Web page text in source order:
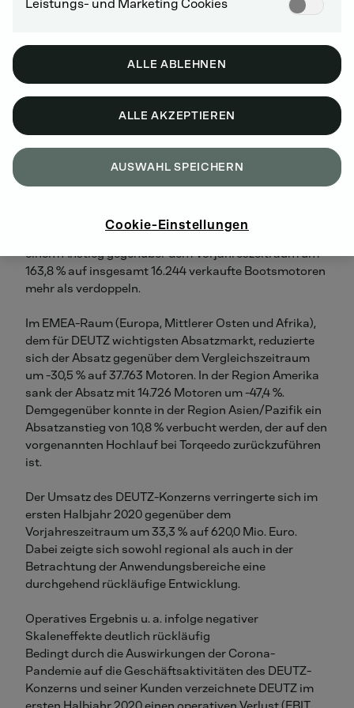
2020 auf 253,5 Mio. Euro nach 462,6 Mio. Euro im
Der Absatz des DEUTZ-Konzerns lag im
Berichtszeitraum mit insgesamt 73.859 verkauften
Motoren um -27,3 % unter dem Vergleichswert. Mit
Blick auf die Anwendungen erzielte lediglich der
Bereich Sonstiges eine signifikante Absatzerhöhung
um 112,7 %, die im Wesentlichen aus der Einführung
Motoren, resultierte. Infolge des Hochlaufs konnte die
DEUTZ-Tochtergesellschaft Torqeedo ihren Absatz mit
einem Anstieg gegenüber dem Vorjahreszeitraum um
163,8 % auf insgesamt 16.244 verkaufte Bootsmotoren
mehr als verdoppeln.
Im EMEA-Raum (Europa, Mittlerer Osten und Afrika),
dem für DEUTZ wichtigsten Absatzmarkt, reduzierte
sich der Absatz gegenüber dem Vergleichszeitraum
um -30,5 % auf 37.763 Motoren. In der Region Amerika
sank der Absatz mit 14.726 Motoren um -47,4 %.
Demgegenüber konnte in der Region Asien/Pazifik ein
Absatzanstieg von 10,8 % verbucht werden, der auf den
vorgenannten Hochlauf bei Torqeedo zurückzuführen
ist.
Der Umsatz des DEUTZ-Konzerns verringerte sich im
ersten Halbjahr 2020 gegenüber dem
Vorjahreszeitraum um 33,3 % auf 620,0 Mio. Euro.
Dabei zeigte sich sowohl regional als auch in der
Betrachtung der Anwendungsbereiche eine
durchgehend rückläufige Entwicklung.
Operatives Ergebnis u. a. infolge negativer
Skaleneffekte deutlich rückläufig
Bedingt durch die Auswirkungen der Corona-
Pandemie auf die Geschäftsaktivitäten des DEUTZ-
Konzerns und seiner Kunden verzeichnete DEUTZ im
Leistungs- und Marketing Cookies
ALLE ABLEHNEN
ALLE AKZEPTIEREN
AUSWAHL SPEICHERN
Cookie-Einstellungen